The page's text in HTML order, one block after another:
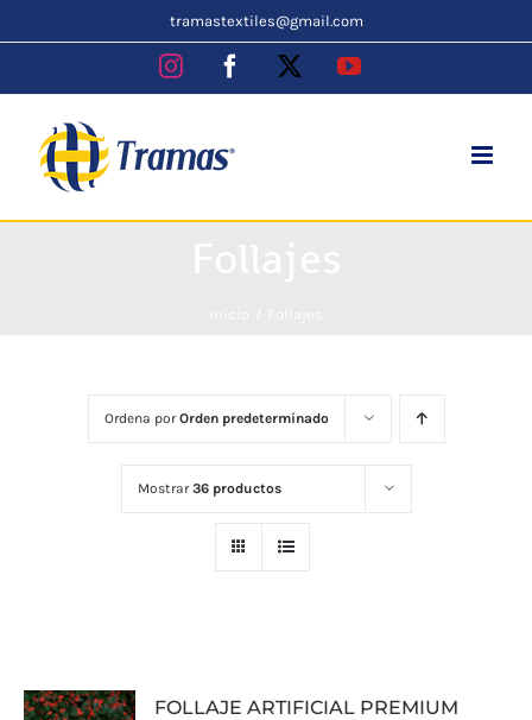
to
tramastextiles@gmail.com
InstagramFacebook YouTube
Ordena porOrden predeterminado
Mostrar36 productos
FOLLAJE ARTIFICIAL PREMIUM